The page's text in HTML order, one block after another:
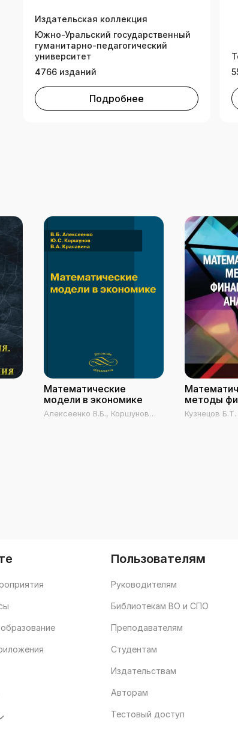
Издательская коллекция
Южно-Уральский государственный
гуманитарно-педагогический
университет
4766 изданий
Подробнее
Математические
модели в экономике
Алексеенко В.Б., Коршунов
методы
анализа
Кузнецов Б.Т.
Пользователям
Руководителям
Библиотекам ВО и СПО
Преподавателям
Студентам
Издательствам
Авторам
Тестовый доступ